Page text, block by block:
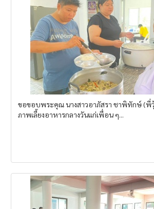
ขอขอบพระคุณ นางสาวอาภัสรา ชาพิทักษ์ (พี่วุ้
ภาพเลี้ยงอาหารกลางวันแก่เพื่อน ๆ...